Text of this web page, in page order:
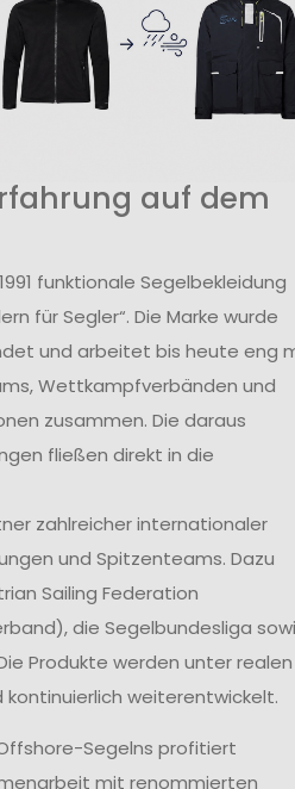
auf dem
funktionale Segelbekleidung
für Segler“. Die Marke wurde
und arbeitet bis heute eng
Wettkampfverbänden und
zusammen. Die daraus
fließen direkt in die
zahlreicher internationaler
und Spitzenteams. Dazu
Sailing Federation
die Segelbundesliga
Produkte werden unter realen
weiterentwickelt.
Segelns profitiert
mit renommierten